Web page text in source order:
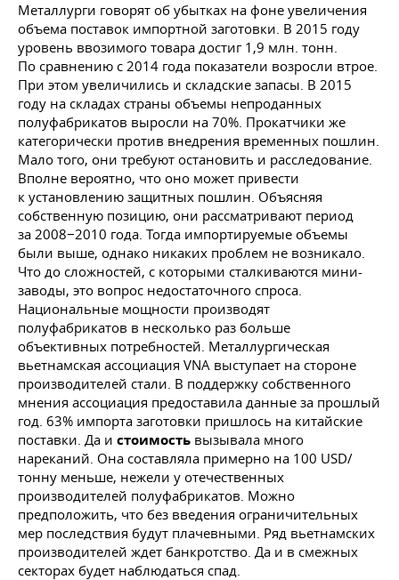
Металлурги говорят об убытках на фоне увеличения
объема поставок импортной заготовки. В 2015 году
уровень ввозимого товара достиг 1,9 млн. тонн.
По сравнению с 2014 года показатели возросли втрое.
При этом увеличились и складские запасы. В 2015
году на складах страны объемы непроданных
полуфабрикатов выросли на 70%. Прокатчики же
категорически против внедрения временных пошлин.
Мало того, они требуют остановить и расследование.
Вполне вероятно, что оно может привести
к установлению защитных пошлин. Объясняя
собственную позицию, они рассматривают период
за 2008−2010 года. Тогда импортируемые объемы
были выше, однако никаких проблем не возникало.
Что до сложностей, с которыми сталкиваются мини-
заводы, это вопрос недостаточного спроса.
Национальные мощности производят
полуфабрикатов в несколько раз больше
объективных потребностей. Металлургическая
вьетнамская ассоциация VNA выступает на стороне
производителей стали. В поддержку собственного
мнения ассоциация предоставила данные за прошлый
год. 63% импорта заготовки пришлось на китайские
поставки. Да и стоимость вызывала много
нареканий. Она составляла примерно на 100 USD/
тонну меньше, нежели у отечественных
производителей полуфабрикатов. Можно
предположить, что без введения ограничительных
мер последствия будут плачевными. Ряд вьетнамских
производителей ждет банкротство. Да и в смежных
секторах будет наблюдаться спад.